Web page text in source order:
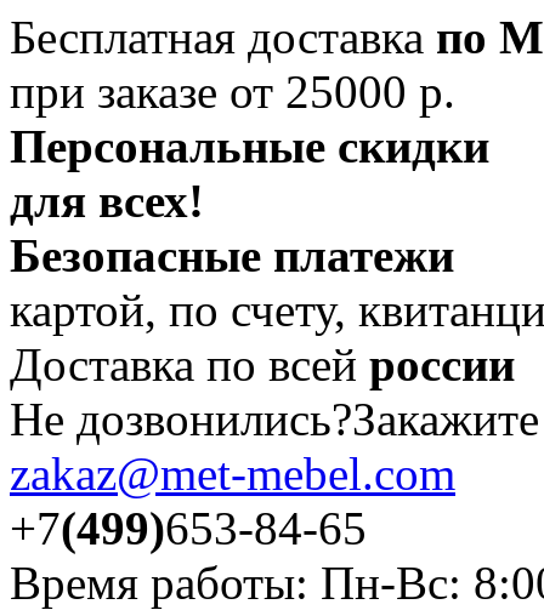
Бесплатная доставка по
при заказе от 25000 р.
Персональные скидки
для всех!
Безопасные платежи
картой, по счету,
Доставка по всей россии
Не
zakaz@met-mebel.com
+7(499)653-84-65
Время работы: Пн-Вс: